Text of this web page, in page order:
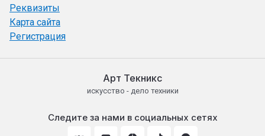
Реквизиты
Карта сайта
Регистрация
Арт Текникс
искусство - дело техники
Следите за нами в социальных сетях